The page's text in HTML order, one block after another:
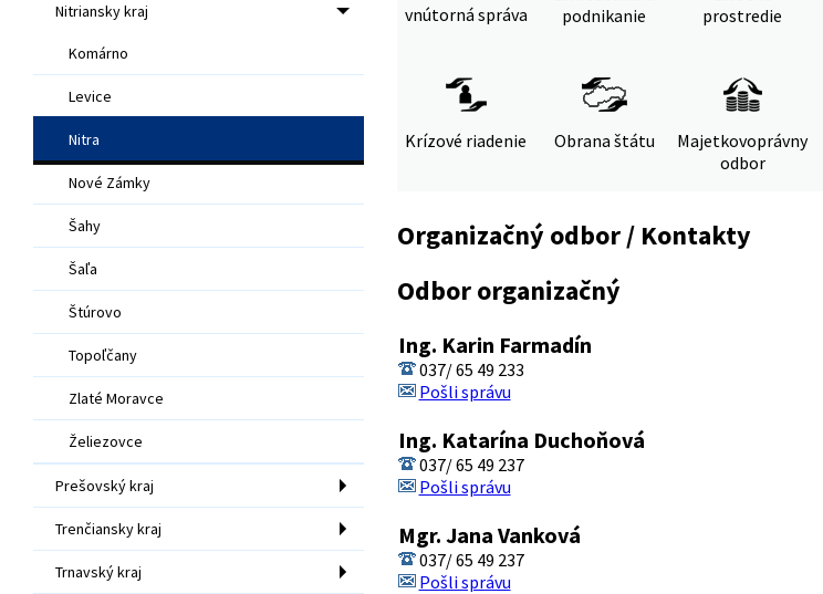
Nitriansky kraj
Komárno
Levice
Nitra
Nové Zámky
Šahy
Šaľa
Štúrovo
Topoľčany
Zlaté Moravce
Želiezovce
Prešovský kraj
Trenčiansky kraj
Trnavský kraj
vnútorná správa
podnikanie
prostredie
Krízové riadenie Obrana štátu
Majetkovoprávny
odbor
Organizačný odbor / Kontakty
Odbor organizačný
Ing. Karin Farmadín
037/ 65 49 233
Pošli správu
Ing. Katarína Duchoňová
037/ 65 49 237
Pošli správu
Mgr. Jana Vanková
037/ 65 49 237
Pošli správu